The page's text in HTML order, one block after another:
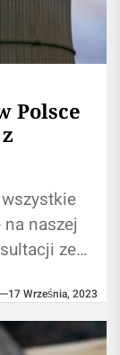
Polsce
naszej
ze
17 Września, 2023